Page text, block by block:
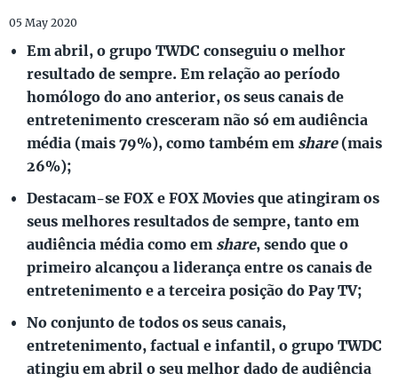
05 May 2020
Em abril, o grupo TWDC conseguiu o melhor
resultado de sempre. Em relação ao período
homólogo do ano anterior, os seus canais de
entretenimento cresceram não só em audiência
média (mais 79%), como também em share(mais
26%);
Destacam-se FOX e FOX Movies que atingiram os
seus melhores resultados de sempre, tanto em
audiência média como em share, sendo que o
primeiro alcançou a liderança entre os canais de
entretenimento e a terceira posição do Pay TV;
No conjunto de todos os seus canais,
entretenimento, factual e infantil, o grupo TWDC
atingiu em abril o seu melhor dado de audiência